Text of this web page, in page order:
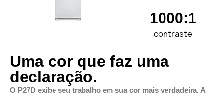
1000:1
contraste
Uma cor que faz uma
declaração.
O P27D exibe seu trabalho em sua cor mais verdadeira. A